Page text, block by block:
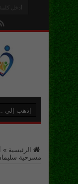
الرئيسية »
مسرحية